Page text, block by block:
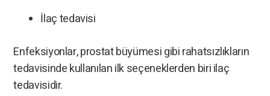
İlaç tedavisi
Enfeksiyonlar, prostat büyümesi gibi rahatsızlıkların
tedavisinde kullanılan ilk seçeneklerden biri ilaç
tedavisidir.